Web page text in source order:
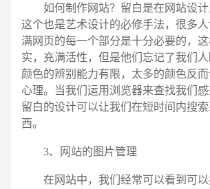
如何制作网站？留白是在网站设计
这个也是艺术设计的必修手法，很多
满网页的每一个部分是十分必要的，
实，充满活性，但是他们忘记了我们
颜色的辨别能力有限，太多的颜色反
心理。当我们运用浏览器来查找我们感
留白的设计可以让我们在短时间内搜
西。
3、网站的图片管理
在网站中，我们经常可以看到可以
电话